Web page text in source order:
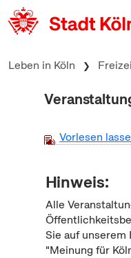
zum Inhalt springen
Leben in Köln
Vorlesen
Hinweis:
Alle
Sie auf
"Meinung für